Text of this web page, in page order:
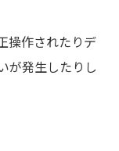
操作されたりデ
が発生したりし